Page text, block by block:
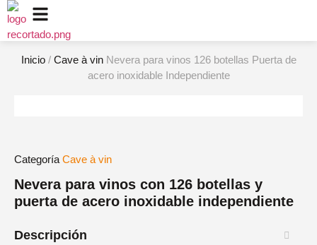
Inicio/ Cave à vinNevera para vinos 126 botellas Puerta de
acero inoxidable Independiente
Categoría Cave à vin
Nevera para vinos con 126 botellas y
puerta de acero inoxidable independiente
Descripción